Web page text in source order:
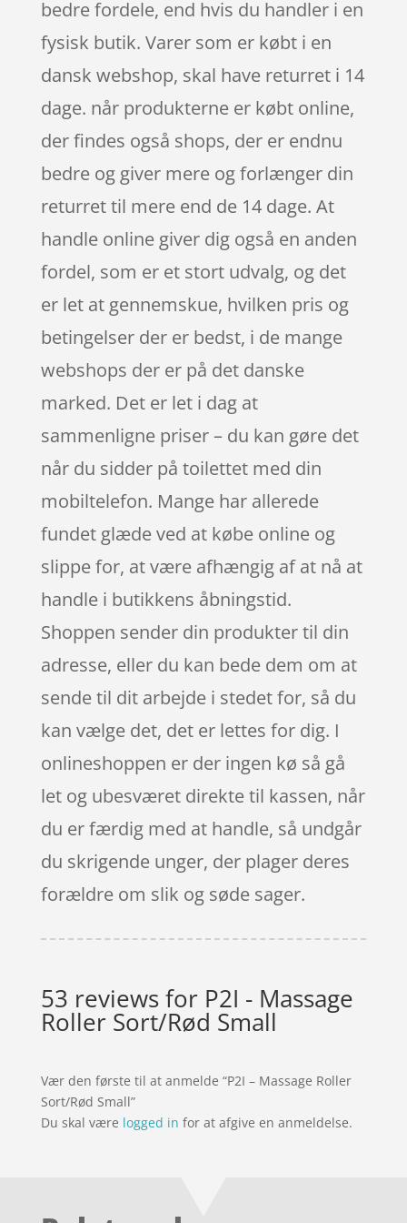
bedre fordele, end hvis du handler i en
fysisk butik. Varer som er købt i en
dansk webshop, skal have returret i 14
dage. når produkterne er købt online,
der findes også shops, der er endnu
bedre og giver mere og forlænger din
returret til mere end de 14 dage. At
handle online giver dig også en anden
fordel, som er et stort udvalg, og det
er let at gennemskue, hvilken pris og
betingelser der er bedst, i de mange
webshops der er på det danske
marked. Det er let i dag at
sammenligne priser – du kan gøre det
når du sidder på toilettet med din
mobiltelefon. Mange har allerede
fundet glæde ved at købe online og
slippe for, at være afhængig af at nå at
handle i butikkens åbningstid.
Shoppen sender din produkter til din
adresse, eller du kan bede dem om at
sende til dit arbejde i stedet for, så du
kan vælge det, det er lettes for dig. I
onlineshoppen er der ingen kø så gå
let og ubesværet direkte til kassen, når
du er færdig med at handle, så undgår
du skrigende unger, der plager deres
forældre om slik og søde sager.
53 reviews for P2I - Massage
Roller Sort/Rød Small
Vær den første til at anmelde “P2I – Massage Roller
Sort/Rød Small”
Du skal være logged in for at afgive en anmeldelse.